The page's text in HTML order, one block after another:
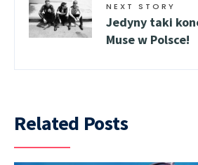
NEXT STORY
Jedyny taki
Muse w Polsce!
Related Posts